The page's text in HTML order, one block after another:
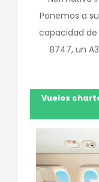
Ponemos a
capacidad de
B747, un
Vuelos